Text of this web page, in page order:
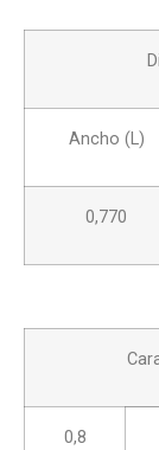
Ancho (L)
0,770
0,8